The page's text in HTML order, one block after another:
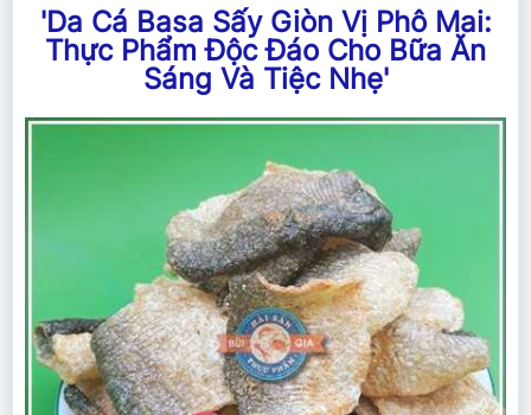
'Da Cá Basa Sấy Giòn Vị Phô Mai:
Thực Phẩm Độc Đáo Cho Bữa Ăn
Sáng Và Tiệc Nhẹ'